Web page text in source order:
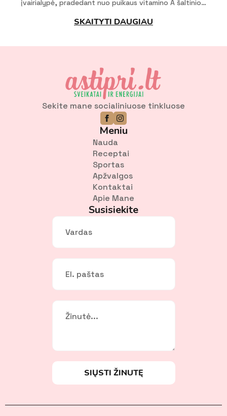
įvairialypė, pradedant nuo puikaus vitamino A šaltinio…
SKAITYTI DAUGIAU
Sekite mane socialiniuose tinkluose
Meniu
Nauda
Receptai
Sportas
Apžvalgos
Kontaktai
Apie Mane
Susisiekite
Vardas
El.
paštas
Žinutė
SIŲSTI ŽINUTĘ